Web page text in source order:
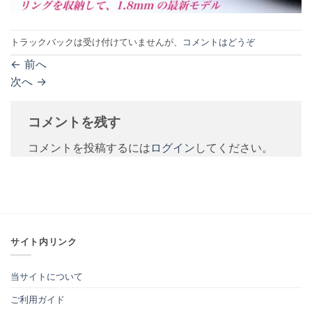
トラックバックは受け付けていませんが、 コメントはどうぞ
← 前へ
次へ →
コメントを残す
コメントを投稿するには ログイン してください。
サイト内リンク
当サイトについて
ご利用ガイド